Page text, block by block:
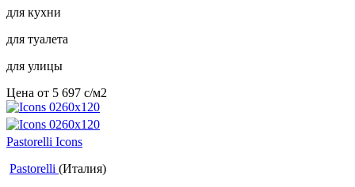
для кухни
для туалета
для улицы
Цена от 5 697 c/м2
Pastorelli Icons
Pastorelli (Италия)